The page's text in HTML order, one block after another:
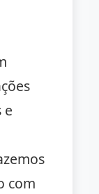
e
com